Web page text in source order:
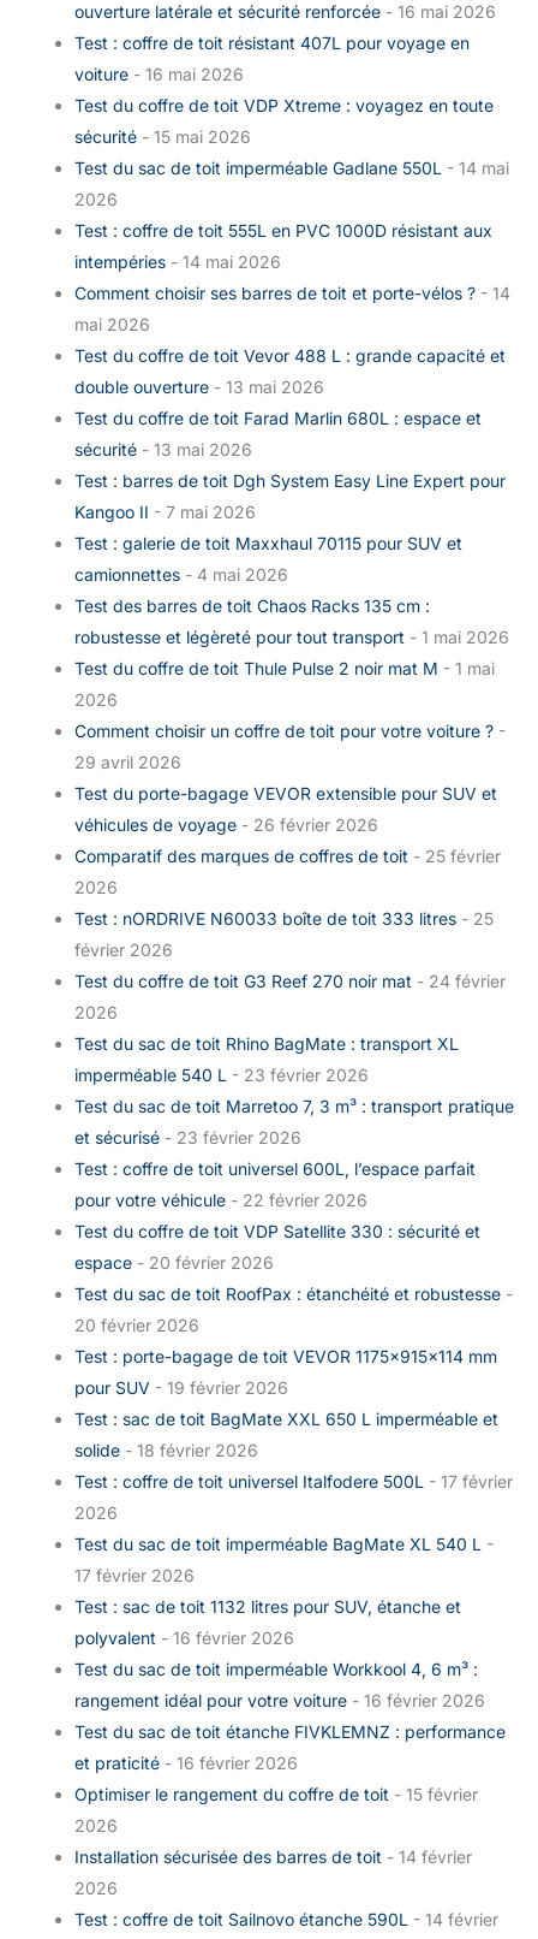
ouverture latérale et sécurité renforcée - 16 mai 2026
Test : coffre de toit résistant 407L pour voyage en
voiture - 16 mai 2026
Test du coffre de toit VDP Xtreme : voyagez en toute
sécurité - 15 mai 2026
Test du sac de toit imperméable Gadlane 550L - 14 mai
2026
Test : coffre de toit 555L en PVC 1000D résistant aux
intempéries - 14 mai 2026
Comment choisir ses barres de toit et porte-vélos ? - 14
mai 2026
Test du coffre de toit Vevor 488 L : grande capacité et
double ouverture - 13 mai 2026
Test du coffre de toit Farad Marlin 680L : espace et
sécurité - 13 mai 2026
Test : barres de toit Dgh System Easy Line Expert pour
Kangoo II - 7 mai 2026
Test : galerie de toit Maxxhaul 70115 pour SUV et
camionnettes - 4 mai 2026
Test des barres de toit Chaos Racks 135 cm :
robustesse et légèreté pour tout transport - 1 mai 2026
Test du coffre de toit Thule Pulse 2 noir mat M - 1 mai
2026
Comment choisir un coffre de toit pour votre voiture ? -
29 avril 2026
Test du porte-bagage VEVOR extensible pour SUV et
véhicules de voyage - 26 février 2026
Comparatif des marques de coffres de toit - 25 février
2026
Test : nORDRIVE N60033 boîte de toit 333 litres - 25
février 2026
Test du coffre de toit G3 Reef 270 noir mat - 24 février
2026
Test du sac de toit Rhino BagMate : transport XL
imperméable 540 L - 23 février 2026
Test du sac de toit Marretoo 7, 3 m³ : transport pratique
et sécurisé - 23 février 2026
Test : coffre de toit universel 600L, l’espace parfait
pour votre véhicule - 22 février 2026
Test du coffre de toit VDP Satellite 330 : sécurité et
espace - 20 février 2026
Test du sac de toit RoofPax : étanchéité et robustesse -
20 février 2026
Test : porte-bagage de toit VEVOR 1175×915×114 mm
pour SUV - 19 février 2026
Test : sac de toit BagMate XXL 650 L imperméable et
solide - 18 février 2026
Test : coffre de toit universel Italfodere 500L - 17 février
2026
Test du sac de toit imperméable BagMate XL 540 L -
17 février 2026
Test : sac de toit 1132 litres pour SUV, étanche et
polyvalent - 16 février 2026
Test du sac de toit imperméable Workkool 4, 6 m³ :
rangement idéal pour votre voiture - 16 février 2026
Test du sac de toit étanche FIVKLEMNZ : performance
et praticité - 16 février 2026
Optimiser le rangement du coffre de toit - 15 février
2026
Installation sécurisée des barres de toit - 14 février
2026
Test : coffre de toit Sailnovo étanche 590L - 14 février